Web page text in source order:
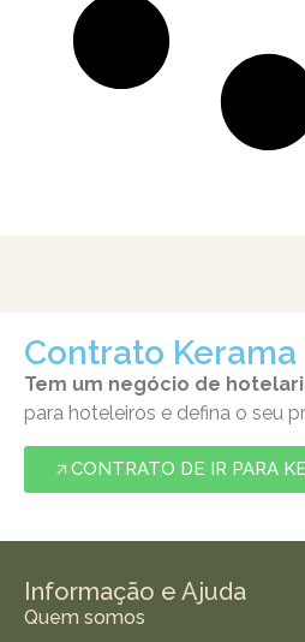
Contrato Kerama
Tem um negócio de
para hoteleiros e defina o seu
CONTRATO DE IR PARA
Informação e Ajuda
Quem somos